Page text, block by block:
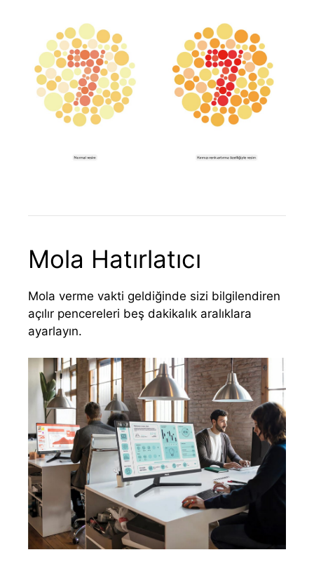
Mola Hatırlatıcı
Mola verme vakti geldiğinde sizi bilgilendiren
açılır pencereleri beş dakikalık aralıklara
ayarlayın.